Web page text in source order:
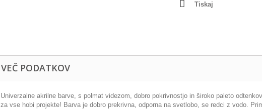
Tiskaj
VEČ PODATKOV
Univerzalne akrilne barve, s polmat videzom, dobro pokrivnostjo in široko paleto
za vse hobi projekte! Barva je dobro prekrivna, odporna na svetlobo, se redci z vodo.